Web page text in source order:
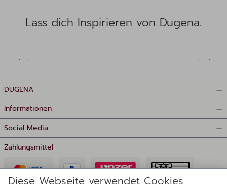
Lass dich Inspirieren von Dugena.
DUGENA
Informationen
Social Media
Zahlungsmittel
Diese Webseite verwendet Cookies